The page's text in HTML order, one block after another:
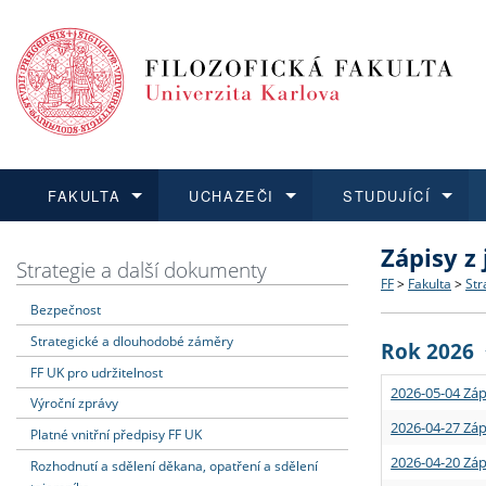
FAKULTA
Dozvědět se více
Struktura
Strategie
Podpora
UCHAZEČI
Podat přihlášku
Co
Učitelské
STUDUJÍCÍ
Dozvědět se více
Rigorózní
Dozvědět se více
O vědě a
Granty a
Dozvědět se více
Aktuální
Strategie a další dokumenty
Bezpečnost
Strategické a dlouhodobé záměry
FF UK pro udržitelnost
Výroční zprávy
Platné vnitřní předpisy FF UK
Rozhodnutí a sdělení děkana, opatření a sdělení
Zápisy
FF > Fakulta >
Rok 2026
2026-05-04
2026-04-27
2026-04-20